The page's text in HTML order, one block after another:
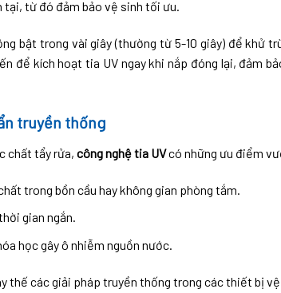
từ đó đảm bảo vệ sinh tối ưu.
bật trong vài giây (thường từ 5-10 giây) để khử
để kích hoạt tia UV ngay khi nắp đóng lại, đảm
truyền thống
chất tẩy rửa, công nghệ tia UVcó những ưu điểm
trong bồn cầu hay không gian phòng tắm.
gian ngắn.
học gây ô nhiễm nguồn nước.
thế các giải pháp truyền thống trong các thiết bị